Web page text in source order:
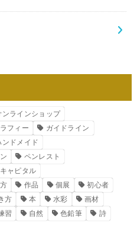
ンラインショップ
フィー
ガイドライン
ンドメイド
ペンレスト
ャピタル
作品 個展
初心者
方 本 水彩
画材
習 自然 色鉛筆
詩